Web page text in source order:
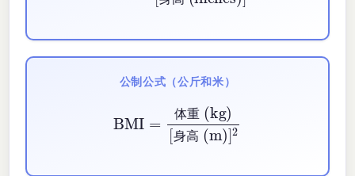
身 高
公制公式（公斤和米）
体 重
身 高
体重 (kg)[身高 (m)